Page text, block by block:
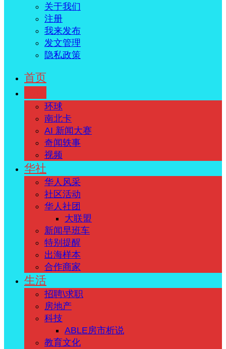
关于我们
注册
我来发布
发文管理
隐私政策
首页
环球
南北卡
AI 新闻大赛
奇闻轶事
视频
华社
华人风采
社区活动
华人社团
大联盟
新闻早班车
特别提醒
出海样本
合作商家
生活
招聘\求职
房地产
科技
ABLE房市析说
教育文化